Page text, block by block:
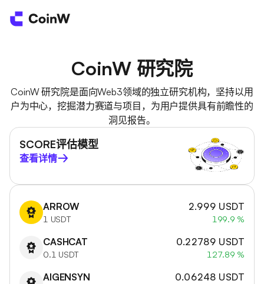
CoinW 研究院
CoinW 研究院是面向Web3领域的独立研究机构，坚持以用
户为中心，挖掘潜力赛道与项目，为用户提供具有前瞻性的
洞见报告。
SCORE评估模型
查看详情
ARROW
1 USDT
2.999 USDT
199.9 %
CASHCAT
0.1 USDT
0.22789 USDT
127.89 %
AIGENSYN 0.06248 USDT